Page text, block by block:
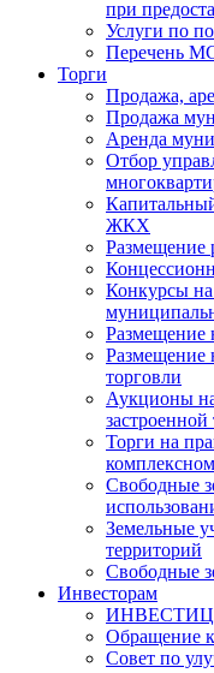
при
Услуги по
Перечень
Торги
Продажа,
Продажа
Аренда
Отбор
ЖКХ
Размещение
Конкурсы на
Размещение
Размещение
торговли
Аукционы
Торги на
Свободные
Земельные
территорий
Свободные
Инвесторам
Обращение
Совет по